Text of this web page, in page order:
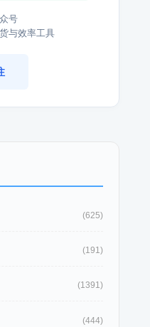
号
与效率工具
(625)
(191)
(1391)
(444)